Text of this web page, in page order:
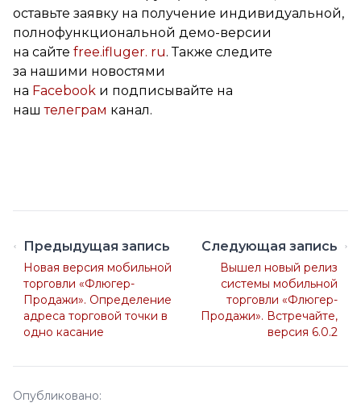
Опубликовано:
оставьте заявку на получение индивидуальной,
полнофункциональной демо-версии
на сайте free.ifluger. ru. Также следите
за нашими новостями
на Facebook и подписывайте на
наштелеграм канал.
Предыдущая запись
Новая версия мобильной
торговли «Флюгер-
Продажи». Определение
адреса торговой точки в
одно касание
Следующая запись
Вышел новый релиз
системы мобильной
торговли «Флюгер-
Продажи». Встречайте,
версия 6.0.2